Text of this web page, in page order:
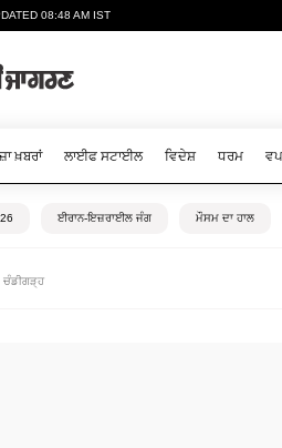
08:48 AM IST
ਖ਼ਬਰਾਂ ਲਾਈਫ ਸਟਾਈਲ ਵਿਦੇਸ਼ ਧਰਮ
ਈਰਾਨ-ਇਜ਼ਰਾਈਲ ਜੰਗ ਮੌਸਮ ਦਾ ਹਾਲ
ਚੰਡੀਗੜ੍ਹ